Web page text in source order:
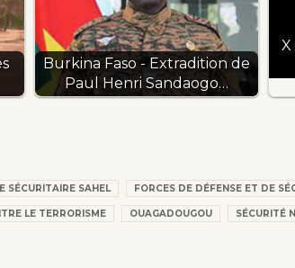
Burkina Faso - Extradition de
Paul Henri Sandaogo…
SÉCURITAIRE SAHEL FORCES DE DÉFENSE ET DE
LE TERRORISME OUAGADOUGOU SÉCURITÉ